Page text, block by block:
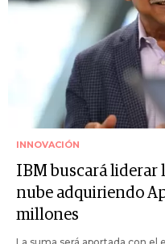
INNOVACIÓN
IBM buscará liderar
nube adquiriendo
millones